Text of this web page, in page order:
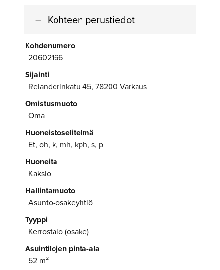
Kohteen perustiedot
Kohdenumero
20602166
Sijainti
Relanderinkatu 45, 78200 Varkaus
Omistusmuoto
Oma
Huoneistoselitelmä
Et, oh, k, mh, kph, s, p
Huoneita
Kaksio
Hallintamuoto
Asunto-osakeyhtiö
Tyyppi
Kerrostalo (osake)
Asuintilojen pinta-ala
52 m²